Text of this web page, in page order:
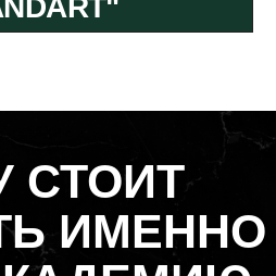
выдаём
Образца,
чтобы Вы